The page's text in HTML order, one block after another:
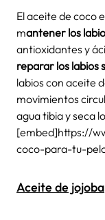
El aceite de coco
mantener los
antioxidantes y
reparar los labios
labios con aceite
movimientos
agua tibia y seca
[embed]https://
coco-para-tu-
Aceite de jojoba